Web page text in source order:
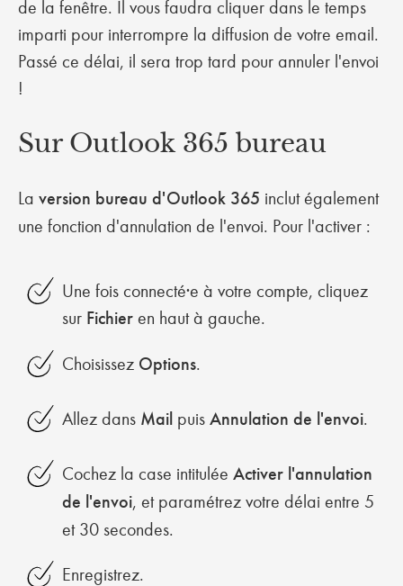
de la fenêtre. Il vous faudra cliquer dans le temps
imparti pour interrompre la diffusion de votre email.
Passé ce délai, il sera trop tard pour annuler l'envoi
!
Sur Outlook 365 bureau
La version bureau d'Outlook 365 inclut également
une fonction d'annulation de l'envoi. Pour l'activer :
Une fois connecté·e à votre compte, cliquez
sur Fichier en haut à gauche.
Choisissez Options.
Allez dans Mail puis Annulation de l'envoi.
Cochez la case intitulée Activer l'annulation
de l'envoi, et paramétrez votre délai entre 5
et 30 secondes.
Enregistrez.